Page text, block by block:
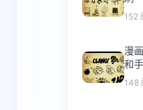
152
漫
和
148